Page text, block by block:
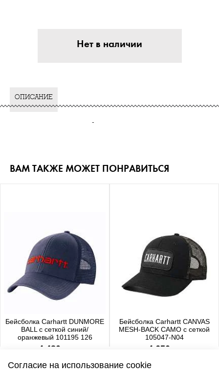
Нет в наличии
ОПИСАНИЕ
-
ВАМ ТАКЖЕ МОЖЕТ ПОНРАВИТЬСЯ
Бейсболка Carhartt DUNMORE
BALL с сеткой синий/
оранжевый 101195 126
4 480 р.
Бейсболка Carhartt CANVAS
MESH-BACK CAMO с сеткой
105047-N04
4 650 р.
Согласие на использование cookie